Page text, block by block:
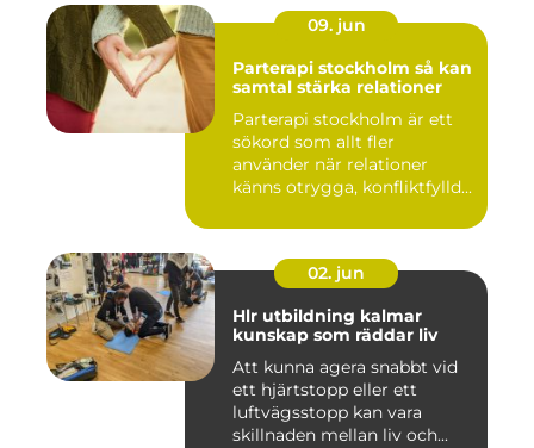
09. jun
Parterapi stockholm så kan
samtal stärka relationer
Parterapi stockholm är ett
sökord som allt fler
använder när relationer
känns otrygga, konfliktfylld...
02. jun
Hlr utbildning kalmar
kunskap som räddar liv
Att kunna agera snabbt vid
ett hjärtstopp eller ett
luftvägsstopp kan vara
skillnaden mellan liv och...